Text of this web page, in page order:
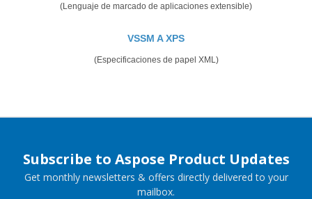
(Lenguaje de marcado de aplicaciones extensible)
VSSM A XPS
(Especificaciones de papel XML)
Subscribe to Aspose Product Updates
Get monthly newsletters & offers directly delivered to your
mailbox.